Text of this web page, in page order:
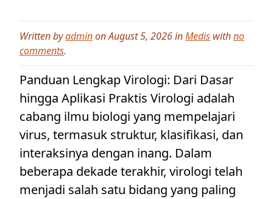
Written byadminon August 5, 2026 inMedis withno
comments.
Panduan Lengkap Virologi: Dari Dasar
hingga Aplikasi Praktis Virologi adalah
cabang ilmu biologi yang mempelajari
virus, termasuk struktur, klasifikasi, dan
interaksinya dengan inang. Dalam
beberapa dekade terakhir, virologi telah
menjadi salah satu bidang yang paling